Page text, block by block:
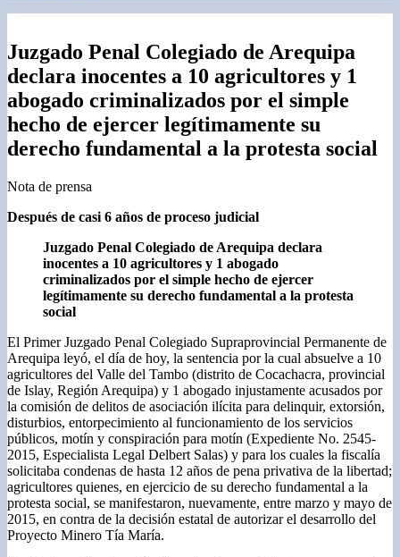
Juzgado Penal Colegiado de Arequipa
declara inocentes a 10 agricultores y 1
abogado criminalizados por el simple
hecho de ejercer legítimamente su
derecho fundamental a la protesta social
Nota de prensa
Después de casi 6 años de proceso judicial
Juzgado Penal Colegiado de Arequipa declara
inocentes a 10 agricultores y 1 abogado
criminalizados por el simple hecho de ejercer
legítimamente su derecho fundamental a la protesta
social
El Primer Juzgado Penal Colegiado Supraprovincial Permanente de
Arequipa leyó, el día de hoy, la sentencia por la cual absuelve a 10
agricultores del Valle del Tambo (distrito de Cocachacra, provincial
de Islay, Región Arequipa) y 1 abogado injustamente acusados por
la comisión de delitos de asociación ilícita para delinquir, extorsión,
disturbios, entorpecimiento al funcionamiento de los servicios
públicos, motín y conspiración para motín (Expediente No. 2545-
2015, Especialista Legal Delbert Salas) y para los cuales la fiscalía
solicitaba condenas de hasta 12 años de pena privativa de la libertad;
agricultores quienes, en ejercicio de su derecho fundamental a la
protesta social, se manifestaron, nuevamente, entre marzo y mayo de
2015, en contra de la decisión estatal de autorizar el desarrollo del
Proyecto Minero Tía María.